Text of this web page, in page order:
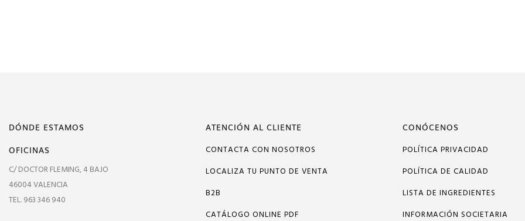
DÓNDE ESTAMOS
OFICINAS
C/ DOCTOR FLEMING, 4 BAJO
46004 VALENCIA
TEL. 963 346 940
ATENCIÓN AL CLIENTE
CONTACTA CON NOSOTROS
LOCALIZA TU PUNTO DE VENTA
B2B
CATÁLOGO ONLINE PDF
CONÓCENOS
POLÍTICA PRIVACIDAD
POLÍTICA DE CALIDAD
LISTA DE INGREDIENTES
INFORMACIÓN SOCIETARIA